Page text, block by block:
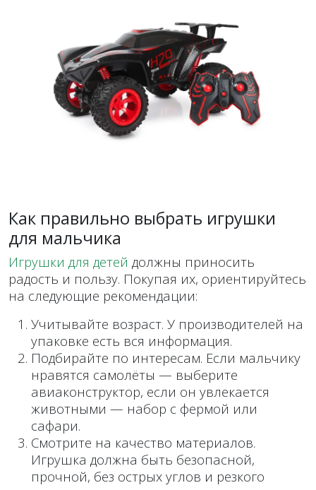
Как правильно выбрать игрушки
для мальчика
Игрушки для детей должны приносить
радость и пользу. Покупая их, ориентируйтесь
на следующие рекомендации:
Учитывайте возраст. У производителей на
упаковке есть вся информация.
Подбирайте по интересам. Если мальчику
нравятся самолёты — выберите
авиаконструктор, если он увлекается
животными — набор с фермой или
сафари.
Смотрите на качество материалов.
Игрушка должна быть безопасной,
прочной, без острых углов и резкого